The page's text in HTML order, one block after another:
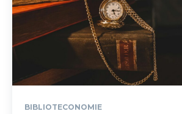
BIBLIOTECONOMIE